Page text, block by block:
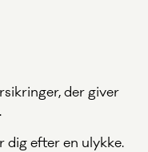
der giver
efter en ulykke.